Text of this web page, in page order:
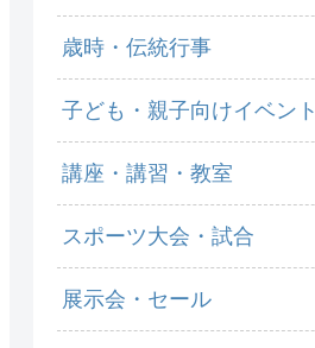
歳時・伝統行事
子ども・親子向けイベント
講座・講習・教室
スポーツ大会・試合
展示会・セール